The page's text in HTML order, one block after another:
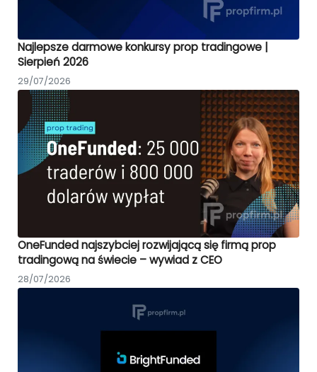
Najlepsze darmowe konkursy prop tradingowe |
Sierpień 2026
29/07/2026
OneFunded najszybciej rozwijającą się firmą prop
tradingową na świecie – wywiad z CEO
28/07/2026